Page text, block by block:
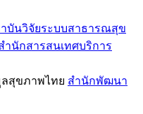
บันวิจัยระบบสาธารณสุข
ำนักสารสนเทศบริการ
สำนักพัฒนา